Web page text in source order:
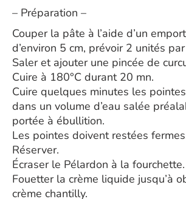
– Préparation –
Couper la pâte à l’aide d’un
d’environ 5 cm, prévoir 2 unités
Saler et ajouter une pincée de
Cuire à 180°C durant 20 mn.
Cuire quelques minutes les
dans un volume d’eau salée
portée à ébullition.
Les pointes doivent restées
Réserver.
Écraser le Pélardon à la fourchette.
Fouetter la crème liquide jusqu’à
crème chantilly.